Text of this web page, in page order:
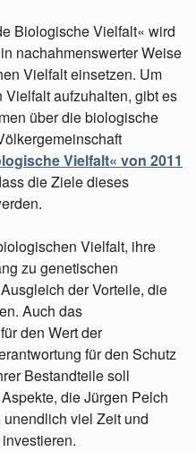
Biologische Vielfalt« wird
nachahmenswerter Weise
Vielfalt einsetzen. Um
aufzuhalten, gibt es
über die biologische
Vielfalt« von 2011
die Ziele dieses
Vielfalt, ihre
zu genetischen
der Vorteile, die
Auch das
den Wert der
für den Schutz
Bestandteile soll
die Jürgen Pelch
viel Zeit und